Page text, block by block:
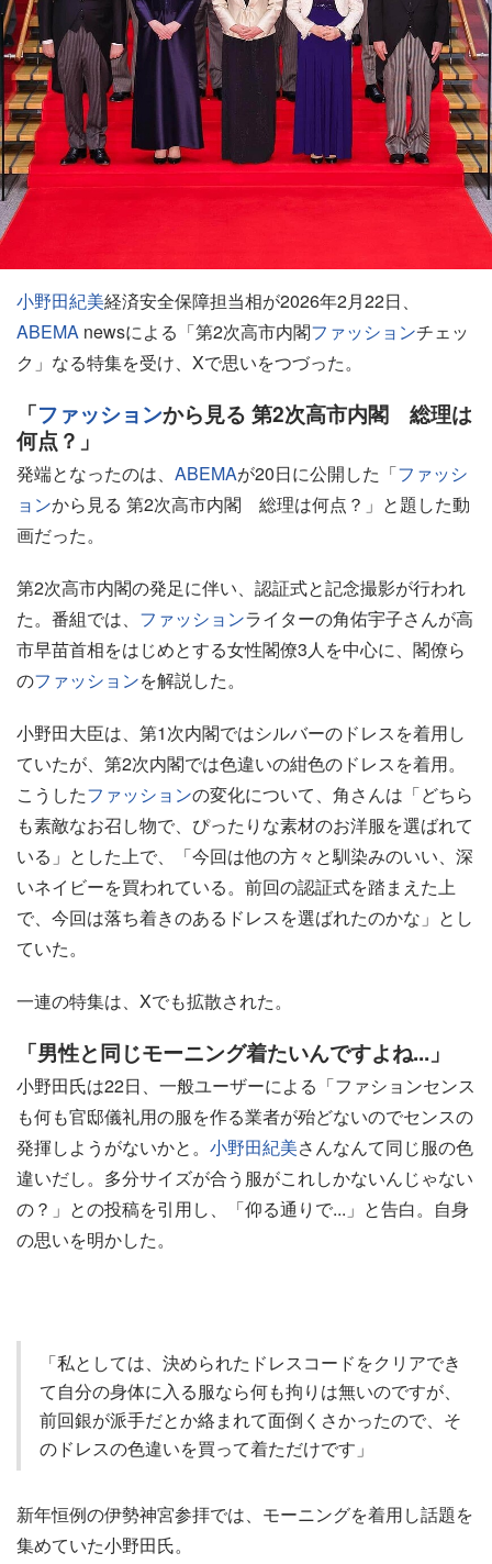
小野田紀美経済安全保障担当相が2026年2月22日、
ABEMA newsによる「第2次高市内閣ファッションチェッ
ク」なる特集を受け、Xで思いをつづった。
「ファッションから見る 第2次高市内閣 総理は
何点？」
発端となったのは、 ABEMAが20日に公開した「ファッシ
ョンから見る 第2次高市内閣 総理は何点？」と題した動
画だった。
第2次高市内閣の発足に伴い、認証式と記念撮影が行われ
た。番組では、 ファッションライターの角佑宇子さんが高
市早苗首相をはじめとする女性閣僚3人を中心に、閣僚ら
のファッションを解説した。
小野田大臣は、第1次内閣ではシルバーのドレスを着用し
ていたが、第2次内閣では色違いの紺色のドレスを着用。
こうしたファッションの変化について、角さんは「どちら
も素敵なお召し物で、ぴったりな素材のお洋服を選ばれて
いる」とした上で、「今回は他の方々と馴染みのいい、深
いネイビーを買われている。前回の認証式を踏まえた上
で、今回は落ち着きのあるドレスを選ばれたのかな」とし
ていた。
一連の特集は、Xでも拡散された。
「男性と同じモーニング着たいんですよね...」
小野田氏は22日、一般ユーザーによる「ファションセンス
も何も官邸儀礼用の服を作る業者が殆どないのでセンスの
発揮しようがないかと。 小野田紀美さんなんて同じ服の色
違いだし。多分サイズが合う服がこれしかないんじゃない
の？」との投稿を引用し、「仰る通りで...」と告白。自身
の思いを明かした。
「私としては、決められたドレスコードをクリアでき
て自分の身体に入る服なら何も拘りは無いのですが、
前回銀が派手だとか絡まれて面倒くさかったので、そ
のドレスの色違いを買って着ただけです」
新年恒例の伊勢神宮参拝では、モーニングを着用し話題を
集めていた小野田氏。